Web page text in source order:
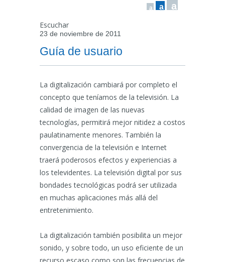
a a a
Escuchar
23 de noviembre de 2011
Guía de usuario
La digitalización cambiará por completo el
concepto que teníamos de la televisión. La
calidad de imagen de las nuevas
tecnologías, permitirá mejor nitidez a costos
paulatinamente menores. También la
convergencia de la televisión e Internet
traerá poderosos efectos y experiencias a
los televidentes. La televisión digital por sus
bondades tecnológicas podrá ser utilizada
en muchas aplicaciones más allá del
entretenimiento.
La digitalización también posibilita un mejor
sonido, y sobre todo, un uso eficiente de un